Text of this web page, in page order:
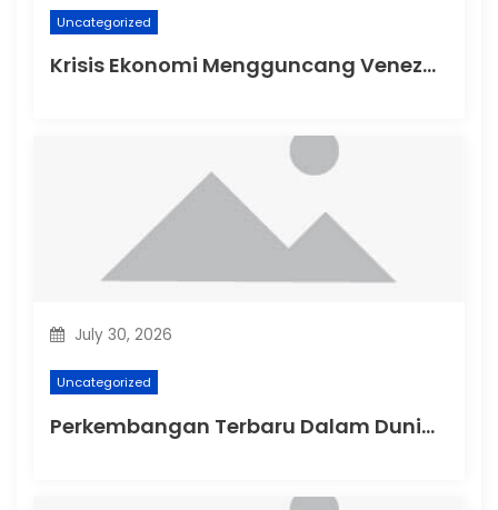
Uncategorized
Krisis Ekonomi Mengguncang Venezuela
July 30, 2026
Uncategorized
Perkembangan Terbaru Dalam Dunia Politik Australia